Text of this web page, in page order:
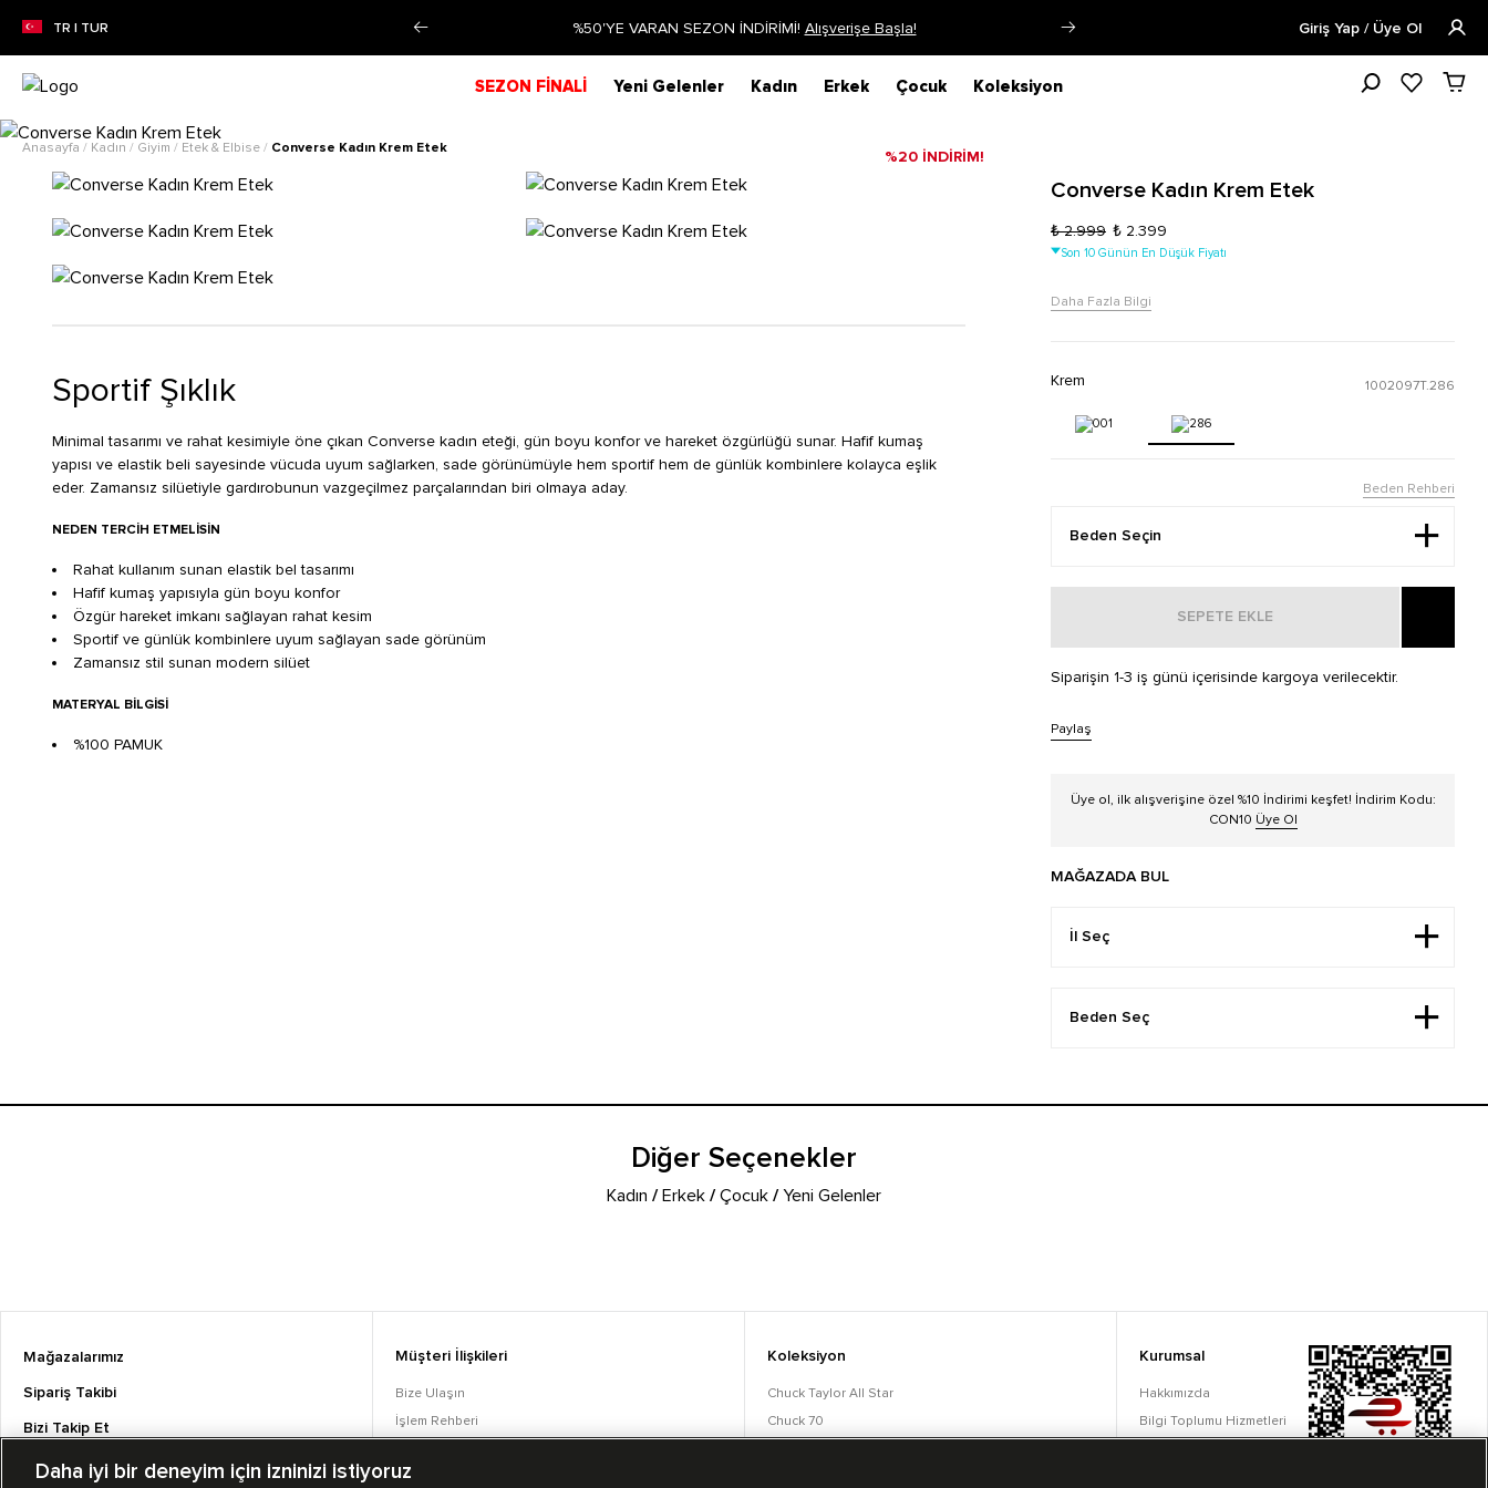
TR | TUR
Daha Fazla Bilgi %50'YE VARAN SEZON İNDİRİMİ!Alışverişe Başla! Siparişin 1-3 iş günü içerisinde kargoya verilecektir.Daha
Giriş Yap / Üye Ol
SEZON FİNALİ Yeni Gelenler Kadın Erkek Çocuk Koleksiyon
Anasayfa / Kadın / Giyim / Etek & Elbise / Converse Kadın Krem Etek %20 İNDİRİM!
Sportif Şıklık
Minimal tasarımı ve rahat kesimiyle öne çıkan Converse kadın eteği, gün boyu konfor ve hareket özgürlüğü sunar. Hafif kumaş
yapısı ve elastik beli sayesinde vücuda uyum sağlarken, sade görünümüyle hem sportif hem de günlük kombinlere kolayca eşlik
eder. Zamansız silüetiyle gardırobunun vazgeçilmez parçalarından biri olmaya aday.
NEDEN TERCIH ETMELISIN
Rahat kullanım sunan elastik bel tasarımı
Hafif kumaş yapısıyla gün boyu konfor
Özgür hareket imkanı sağlayan rahat kesim
Sportif ve günlük kombinlere uyum sağlayan sade görünüm
Zamansız stil sunan modern silüet
MATERYAL BILGISI
%100 PAMUK
Converse Kadın Krem Etek
₺ 2.999 ₺ 2.399
Son 10 Günün En Düşük Fiyatı
Daha Fazla Bilgi
Krem 1002097T.286
Beden Rehberi
SEPETE EKLE
Siparişin 1-3 iş günü içerisinde kargoya verilecektir.
Paylaş
Üye ol, ilk alışverişine özel %10 İndirimi keşfet! İndirim Kodu:
CON10 Üye Ol
MAĞAZADA BUL
Diğer Seçenekler
Kadın /Erkek /Çocuk /Yeni Gelenler
Mağazalarımız
Sipariş Takibi
Bizi Takip Et
Müşteri İlişkileri
Bize Ulaşın
İşlem Rehberi
Converse Coins
Koleksiyon
Chuck Taylor All Star
Chuck 70
Kurumsal
Hakkımızda
Bilgi Toplumu Hizmetleri
Daha iyi bir deneyim için izninizi istiyoruz